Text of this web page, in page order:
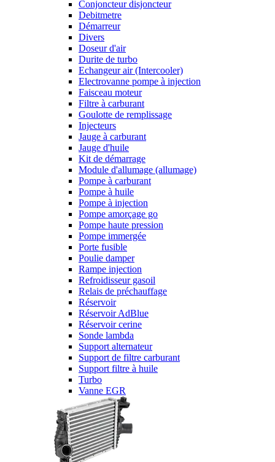
Conjoncteur disjoncteur
Debitmetre
Démarreur
Divers
Doseur d'air
Durite de turbo
Echangeur air (Intercooler)
Electrovanne pompe à injection
Faisceau moteur
Filtre à carburant
Goulotte de remplissage
Injecteurs
Jauge à carburant
Jauge d'huile
Kit de démarrage
Module d'allumage (allumage)
Pompe à carburant
Pompe à huile
Pompe à injection
Pompe amorçage go
Pompe haute pression
Pompe immergée
Porte fusible
Poulie damper
Rampe injection
Refroidisseur gasoil
Relais de préchauffage
Réservoir
Réservoir AdBlue
Réservoir cerine
Sonde lambda
Support alternateur
Support de filtre carburant
Support filtre à huile
Turbo
Vanne EGR